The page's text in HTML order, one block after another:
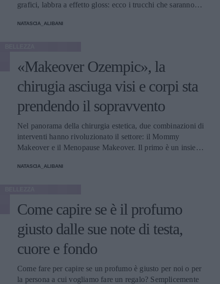
grafici, labbra a effetto gloss: ecco i trucchi che saranno
NATASCIA_ALIBANI
«Makeover Ozempic», la
chirugia asciuga visi e corpi sta
prendendo il sopravvento
Nel panorama della chirurgia estetica, due combinazioni di
interventi hanno rivoluzionato il settore: il Mommy
Makeover e il Menopause Makeover. Il primo è un insieme
donne a recuperare la forma fisica e l'aspetto che avevano
rilassamento cutaneo o perdita di tono. Il secondo, invece,
è scelto dalle donne che sono entrate in menopausa. Oggi,
a questi si aggiunge a questa élite una terza opzione
emergente che punta a ripristinare il volume e contrastare
l'invecchiamento, distinguendosi per la sua unicità, il
cosiddetto Ozempic Makeover, che segue il grande
successo che il farmaco, inizialmente pensato per i pazienti
NATASCIA_ALIBANI
Come capire se è il profumo
giusto dalle sue note di testa,
cuore e fondo
Come fare per capire se un profumo è giusto per noi o per
la persona a cui vogliamo fare un regalo? Semplicemente